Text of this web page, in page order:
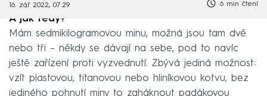
16. zář 2022, 07:29 6 min čtení
A jak tedy?
Mám sedmikilogramovou minu, možná jsou tam dvě
nebo tři – někdy se dávají na sebe, pod to navíc
ještě zařízení proti vyzvednutí. Zbývá jediná možnost:
vzít plastovou, titanovou nebo hliníkovou kotvu, bez
jediného pohnutí miny to zaháknout padákovou